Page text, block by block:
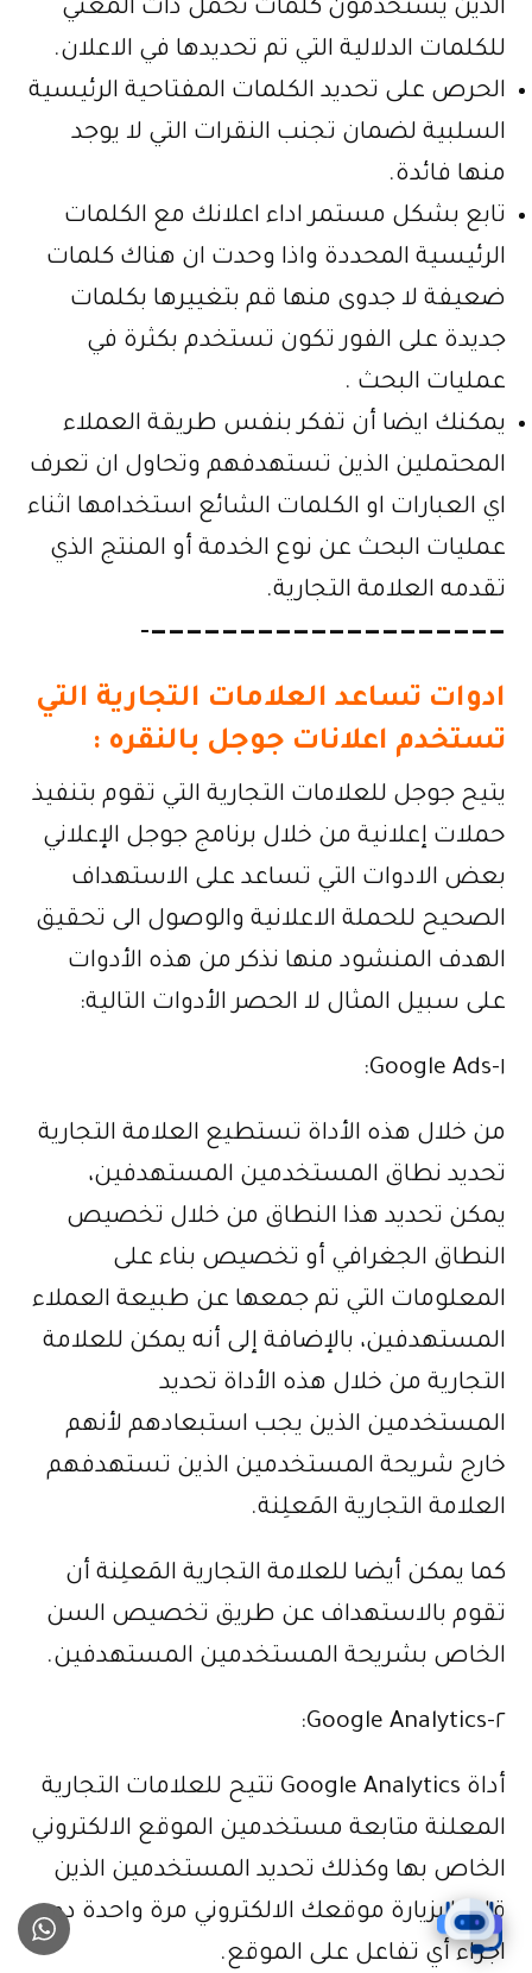
الذين يستخدمون كلمات تحمل ذات المعني
للكلمات الدلالية التي تم تحديدها في الاعلان.
الحرص على تحديد الكلمات المفتاحية الرئيسية
السلبية لضمان تجنب النقرات التي لا يوجد
منها فائدة.
تابع بشكل مستمر اداء اعلانك مع الكلمات
الرئيسية المحددة واذا وحدت ان هناك كلمات
ضعيفة لا جدوى منها قم بتغييرها بكلمات
جديدة على الفور تكون تستخدم بكثرة في
عمليات البحث .
يمكنك ايضا أن تفكر بنفس طريقة العملاء
المحتملين الذين تستهدفهم وتحاول ان تعرف
اي العبارات او الكلمات الشائع استخدامها اثناء
عمليات البحث عن نوع الخدمة أو المنتج الذي
تقدمه العلامة التجارية.
————————————————————-
ادوات تساعد العلامات التجارية التي
تستخدم اعلانات جوجل بالنقره :
يتيح جوجل للعلامات التجارية التي تقوم بتنفيذ
حملات إعلانية من خلال برنامج جوجل الإعلاني
بعض الادوات التي تساعد على الاستهداف
الصحيح للحملة الاعلانية والوصول الى تحقيق
الهدف المنشود منها نذكر من هذه الأدوات
على سبيل المثال لا الحصر الأدوات التالية:
١-Google Ads:
من خلال هذه الأداة تستطيع العلامة التجارية
تحديد نطاق المستخدمين المستهدفين،
يمكن تحديد هذا النطاق من خلال تخصيص
النطاق الجغرافي أو تخصيص بناء على
المعلومات التي تم جمعها عن طبيعة العملاء
المستهدفين، بالإضافة إلى أنه يمكن للعلامة
التجارية من خلال هذه الأداة تحديد
المستخدمين الذين يجب استبعادهم لأنهم
خارج شريحة المستخدمين الذين تستهدفهم
العلامة التجارية المَعلِنة.
كما يمكن أيضا للعلامة التجارية المَعلِنة أن
تقوم بالاستهداف عن طريق تخصيص السن
الخاص بشريحة المستخدمين المستهدفين.
٢-Google Analytics:
أداة Google Analytics تتيح للعلامات التجارية
المعلنة متابعة مستخدمين الموقع الالكتروني
الخاص بها وكذلك تحديد المستخدمين الذين
قاموا بزيارة موقعك الالكتروني مرة واحدة دون
اجراء أي تفاعل على الموقع.